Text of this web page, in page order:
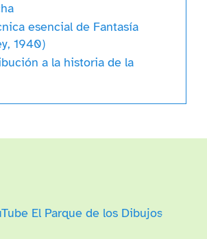
esencial de Fantasía
1940)
a la historia de la